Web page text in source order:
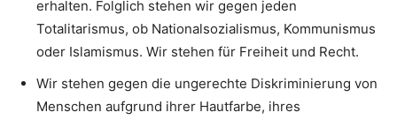
erhalten. Folglich stehen wir gegen jeden
Totalitarismus, ob Nationalsozialismus, Kommunismus
oder Islamismus. Wir stehen für Freiheit und Recht.
Wir stehen gegen die ungerechte Diskriminierung von
Menschen aufgrund ihrer Hautfarbe, ihres